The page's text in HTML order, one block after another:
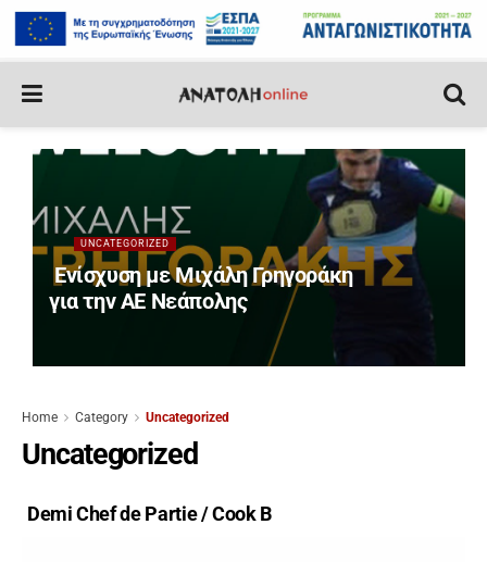
UNCATEGORIZED
Ενίσχυση με Μιχάλη Γρηγοράκη
για την ΑΕ Νεάπολης
Home Category Uncategorized
Uncategorized
Demi Chef de Partie / Cook B